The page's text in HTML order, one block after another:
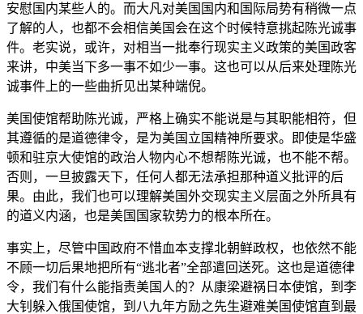
安慰国内某些人的。而大凡对美国国内和国际局势有稍微一点
了解的人，也都不会相信美国会在这个时候特意挑起陈光诚事
件。老实说，或许，对相当一批奉行现实主义政策的美国政客
来讲，中美当下多一事不如少一事。这也可以从后来处理陈光
诚事件上的一些曲折见出某种端倪。
美国使馆帮助陈光诚，严格上确实不能说是与其职能相符，但
其遵循的是道德律令，是为美国立国精神所要求。即使是华盛
顿和驻京大使馆的政治人物内心不想帮陈光诚，也不能不帮。
否则，一旦披露天下，任何人都无法承担那种道义批评的后
果。由此，我们也可以理解美国外交现实主义层面之外所具有
的道义内涵，也是美国国家软势力的根本所在。
事实上，尽管中国政府不惜血本支撑北朝鲜政权，也依然不能
不顾一切后果地把所有“逃北者”全部遣回送死。这也是道德律
令，我们有什么能指责美国人的？从康梁避祸日本使馆，到李
大钊躲入俄国使馆，到八九年方励之先生避难美国使馆直到最